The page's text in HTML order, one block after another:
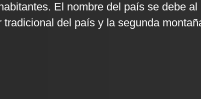
El nombre del país se debe al
tradicional del país y la segunda